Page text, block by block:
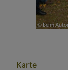
Karte